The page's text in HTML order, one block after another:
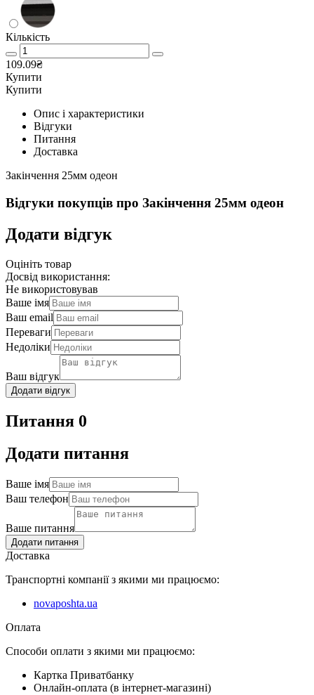
Кількість
109.09₴
Купити
Купити
Опис і характеристики
Відгуки
Питання
Доставка
Закінчення 25мм одеон
Відгуки покупців про Закінчення 25мм одеон
Додати відгук
Оцініть товар
Досвід використання:
Не використовував
Ваше імя
Ваш email
Переваги
Недоліки
Ваш відгук
Додати відгук
Питання 0
Додати питання
Ваше імя
Ваш телефон
Ваше питання
Додати питання
Доставка
Транспортні компанії з якими ми працюємо:
novaposhta.ua
Оплата
Способи оплати з якими ми працюємо:
Картка Приватбанку
Онлайн-оплата (в інтернет-магазині)